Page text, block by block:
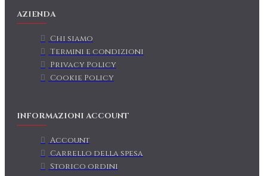
AZIENDA
Chi siamo
Termini e condizioni
Privacy Policy
Cookie Policy
INFORMAZIONI ACCOUNT
Account
Carrello della spesa
Storico ordini